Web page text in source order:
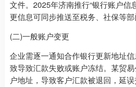
文件。2025年济南推行“银行账户信
更信息可同步推送至税务、社保等部
(二)一般账户变更
企业需逐一通知合作银行更新地址
致导致汇款失败或账户冻结。某贸
户地址，导致客户汇款被退回，延